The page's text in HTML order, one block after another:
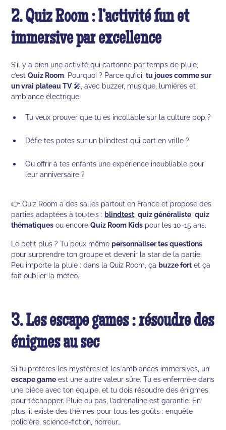
2. Quiz Room : l’activité fun et
immersive par excellence
S’il y a bien une activité qui cartonne par temps de pluie,
c’estQuiz Room. Pourquoi ? Parce qu’ici,tu joues comme sur
un vrai plateau TV🎤, avec buzzer, musique, lumières et
ambiance électrique.
Tu veux prouver que tu es incollable sur la culture pop ?
Défie tes potes sur un blindtest qui part en vrille ?
Ou offrir à tes enfants une expérience inoubliable pour
leur anniversaire ?
👉 Quiz Room a des salles partout en France et propose des
parties adaptées à tou·te·s :blindtest ,quiz généraliste ,quiz
thématiques ou encoreQuiz Room Kids pour les 10-15 ans.
Le petit plus ? Tu peux mêmepersonnaliser tes questions
pour surprendre ton groupe et devenir la star de la partie.
Peu importe la pluie : dans la Quiz Room, çabuzze fort et ça
fait oublier la météo.
3. Les escape games : résoudre des
énigmes au sec
Si tu préfères les mystères et les ambiances immersives, un
escape game est une autre valeur sûre. Tu es enfermé·e dans
une pièce avec ton équipe, et tu dois résoudre des énigmes
pour t’échapper. Pluie ou pas, l’adrénaline est garantie. En
plus, il existe des thèmes pour tous les goûts : enquête
policière, science-fiction, horreur…